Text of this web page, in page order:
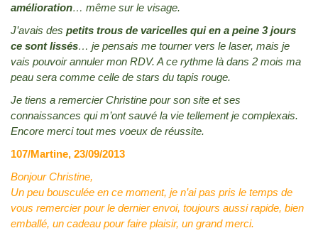
amélioration… même sur le visage.
J’avais des petits trous de varicelles qui en a peine 3 jours
ce sont lissés… je pensais me tourner vers le laser, mais je
vais pouvoir annuler mon RDV. A ce rythme là dans 2 mois ma
peau sera comme celle de stars du tapis rouge.
Je tiens a remercier Christine pour son site et ses
connaissances qui m’ont sauvé la vie tellement je complexais.
Encore merci tout mes voeux de réussite.
107/Martine, 23/09/2013
Bonjour Christine,
Un peu bousculée en ce moment, je n’ai pas pris le temps de
vous remercier pour le dernier envoi, toujours aussi rapide, bien
emballé, un cadeau pour faire plaisir, un grand merci.